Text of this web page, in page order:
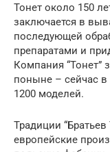
Тонет около 150
заключается в
последующей
препаратами и
Компания “Тонет”
поныне – сейчас в
1200 моделей.
Традиции
европейские